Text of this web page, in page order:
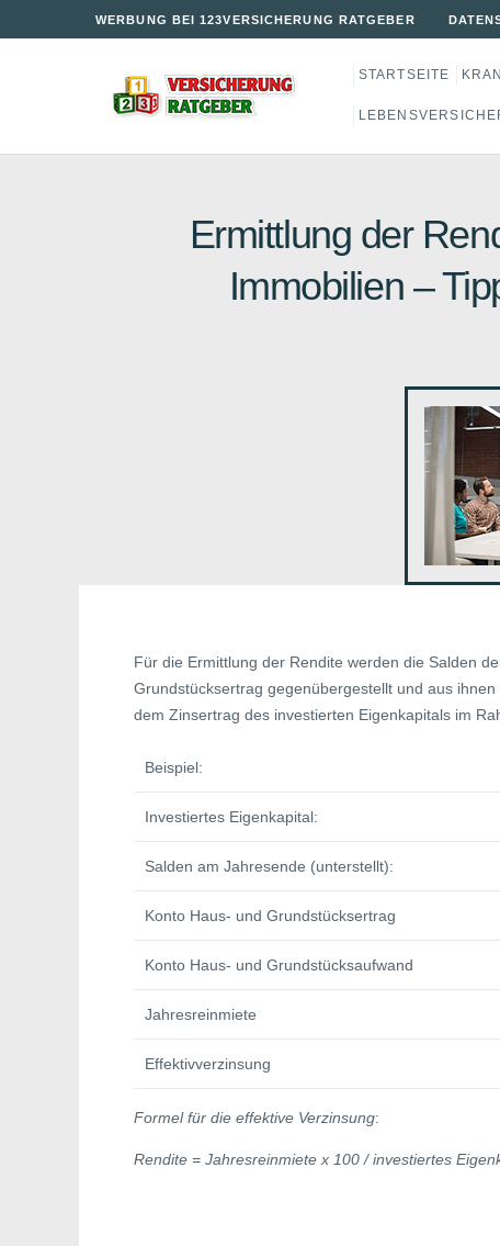
WERBUNG BEI 123VERSICHERUNG RATGEBER
STARTSEITE
Ermittlung der
Immobilien –
Für die Ermittlung der Rendite werden die Salden
Grundstücksertrag gegenübergestellt und aus
dem Zinsertrag des investierten Eigenkapitals im
Beispiel:
Investiertes Eigenkapital:
Salden am Jahresende (unterstellt):
Konto Haus- und Grundstücksertrag
Konto Haus- und Grundstücksaufwand
Jahresreinmiete
Effektivverzinsung
Formel für die effektive Verzinsung:
Rendite = Jahresreinmiete x 100 / investiertes